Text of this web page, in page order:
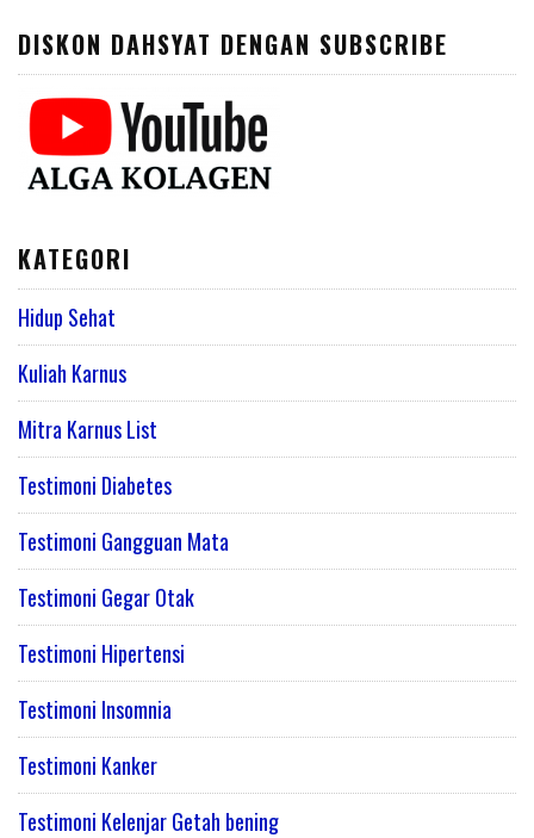
DISKON DAHSYAT DENGAN SUBSCRIBE
KATEGORI
Hidup Sehat
Kuliah Karnus
Mitra Karnus List
Testimoni Diabetes
Testimoni Gangguan Mata
Testimoni Gegar Otak
Testimoni Hipertensi
Testimoni Insomnia
Testimoni Kanker
Testimoni Kelenjar Getah bening